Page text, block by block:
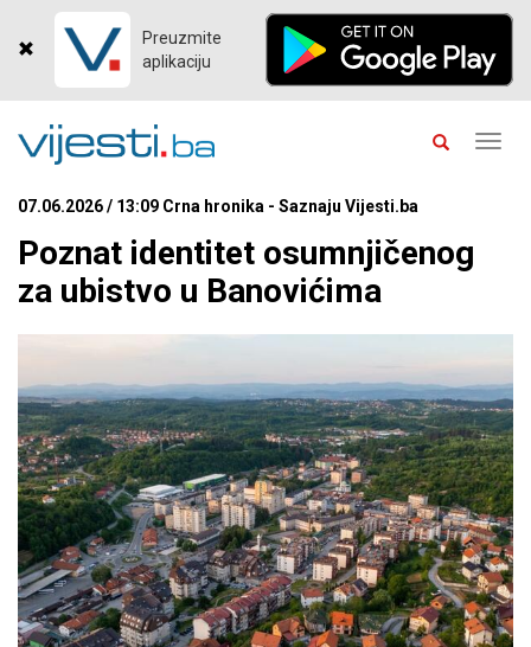
Preuzmite
aplikaciju
07.06.2026 / 13:09 Crna hronika - Saznaju Vijesti.ba
Poznat identitet osumnjičenog
za ubistvo u Banovićima